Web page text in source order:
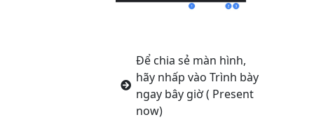
Để chia sẻ màn hình,
hãy nhấp vào Trình bày
ngay bây giờ ( Present
now)